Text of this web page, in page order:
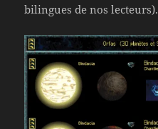
bilingues de nos lecteurs).